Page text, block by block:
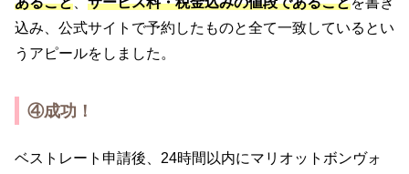
込み、公式サイトで予約したものと全て一致しているとい
うアピールをしました。
④成功！
ベストレート申請後、24時間以内にマリオットボンヴォ